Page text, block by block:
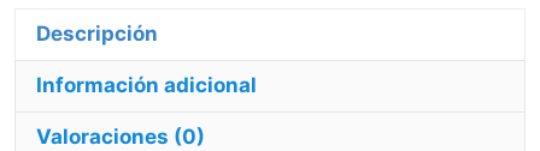
Descripción
Información adicional
Valoraciones (0)